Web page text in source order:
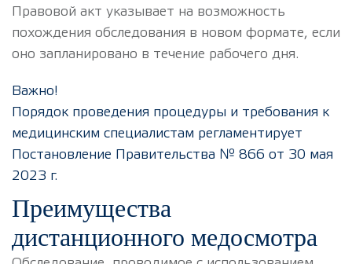
Правовой акт указывает на возможность
похождения обследования в новом формате, если
оно запланировано в течение рабочего дня.
Важно!
Порядок проведения процедуры и требования к
медицинским специалистам регламентирует
Постановление Правительства № 866 от 30 мая
2023 г.
Преимущества
дистанционного медосмотра